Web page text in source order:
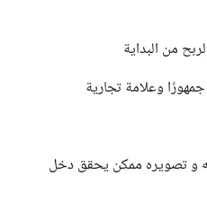
من البداية
وعلامة تجارية
و تصويره ممكن يحقق دخل